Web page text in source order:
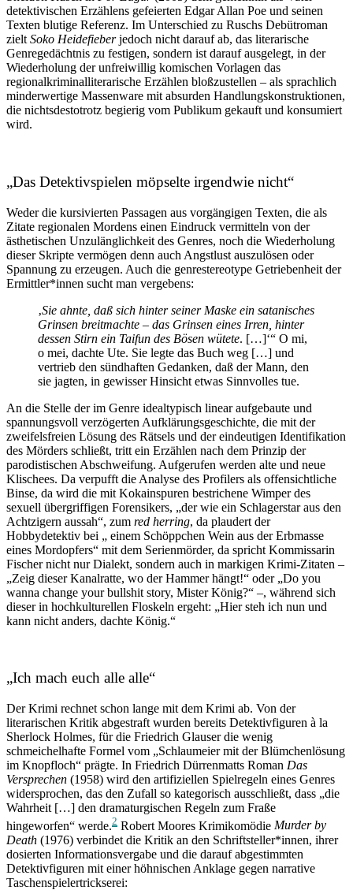
detektivischen Erzählens gefeierten Edgar Allan Poe und seinen
Texten blutige Referenz. Im Unterschied zu Ruschs Debütroman
zielt Soko Heidefieberjedoch nicht darauf ab, das literarische
Genregedächtnis zu festigen, sondern ist darauf ausgelegt, in der
Wiederholung der unfreiwillig komischen Vorlagen das
regionalkriminalliterarische Erzählen bloßzustellen – als sprachlich
minderwertige Massenware mit absurden Handlungskonstruktionen,
die nichtsdestotrotz begierig vom Publikum gekauft und konsumiert
wird.
„Das Detektivspielen möpselte irgendwie nicht“
Weder die kursivierten Passagen aus vorgängigen Texten, die als
Zitate regionalen Mordens einen Eindruck vermitteln von der
ästhetischen Unzulänglichkeit des Genres, noch die Wiederholung
dieser Skripte vermögen denn auch Angstlust auszulösen oder
Spannung zu erzeugen. Auch die genrestereotype Getriebenheit der
Ermittler*innen sucht man vergebens:
‚Sie ahnte, daß sich hinter seiner Maske ein satanisches
Grinsen breitmachte – das Grinsen eines Irren, hinter
dessen Stirn ein Taifun des Bösen wütete. […]‘“ O mi,
o mei, dachte Ute. Sie legte das Buch weg […] und
vertrieb den sündhaften Gedanken, daß der Mann, den
sie jagten, in gewisser Hinsicht etwas Sinnvolles tue.
An die Stelle der im Genre idealtypisch linear aufgebaute und
spannungsvoll verzögerten Aufklärungsgeschichte, die mit der
zweifelsfreien Lösung des Rätsels und der eindeutigen Identifikation
des Mörders schließt, tritt ein Erzählen nach dem Prinzip der
parodistischen Abschweifung. Aufgerufen werden alte und neue
Klischees. Da verpufft die Analyse des Profilers als offensichtliche
Binse, da wird die mit Kokainspuren bestrichene Wimper des
sexuell übergriffigen Forensikers, „der wie ein Schlagerstar aus den
Achtzigern aussah“, zum red herring, da plaudert der
Hobbydetektiv bei „ einem Schöppchen Wein aus der Erbmasse
eines Mordopfers“ mit dem Serienmörder, da spricht Kommissarin
Fischer nicht nur Dialekt, sondern auch in markigen Krimi-Zitaten –
„Zeig dieser Kanalratte, wo der Hammer hängt!“ oder „Do you
wanna change your bullshit story, Mister König?“ –, während sich
dieser in hochkulturellen Floskeln ergeht: „Hier steh ich nun und
kann nicht anders, dachte König.“
„Ich mach euch alle alle“
Der Krimi rechnet schon lange mit dem Krimi ab. Von der
literarischen Kritik abgestraft wurden bereits Detektivfiguren à la
Sherlock Holmes, für die Friedrich Glauser die wenig
schmeichelhafte Formel vom „Schlaumeier mit der Blümchenlösung
im Knopfloch“ prägte. In Friedrich Dürrenmatts Roman Das
Versprechen (1958) wird den artifiziellen Spielregeln eines Genres
widersprochen, das den Zufall so kategorisch ausschließt, dass „die
Wahrheit […] den dramaturgischen Regeln zum Fraße
hingeworfen“ werde.2 Robert Moores Krimikomödie Murder by
Death (1976) verbindet die Kritik an den Schriftsteller*innen, ihrer
dosierten Informationsvergabe und die darauf abgestimmten
Detektivfiguren mit einer höhnischen Anklage gegen narrative
Taschenspielertrickserei: